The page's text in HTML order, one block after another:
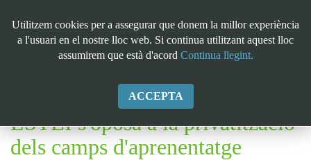
LSTEI s'oposa a la privatització
dels camps d'aprenentatge
Utilitzem cookies per a assegurar que donem la millor experiència
a l'usuari en el nostre lloc web. Si continua utilitzant aquest lloc
assumirem que està d'acord Continua llegint.
ACCEPTA